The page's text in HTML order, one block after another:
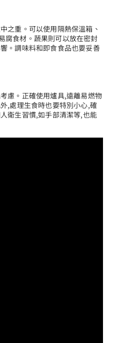
之重。可以使用隔熱保溫箱、
腐食材。蔬果則可以放在密封
。調味料和即食食品也要妥善
慮。正確使用爐具,遠離易燃物
,處理生食時也要特別小心,確
衛生習慣,如手部清潔等,也能